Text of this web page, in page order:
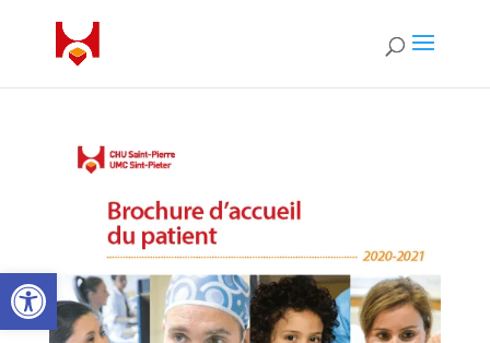
Ouvrir la barre d’outils